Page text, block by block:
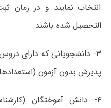
انتخاب نمایند و در زمان
التحصیل شده باشند.
۳- دانشجویانی که دارای
پذیرش بدون آزمون
۴- دانش آموختگان